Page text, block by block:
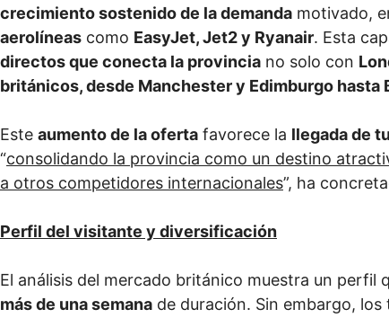
crecimiento sostenido de la demanda motivado,
aerolíneas como EasyJet, Jet2 y Ryanair. Esta
directos que conecta la provincia no solo con
británicos, desde Manchester y Edimburgo hasta
Este aumento de la oferta favorece la llegada de
“consolidando la provincia como un destino
a otros competidores internacionales”, ha
Perfil del visitante y diversificación
El análisis del mercado británico muestra un perfil
más de una semana de duración. Sin embargo,